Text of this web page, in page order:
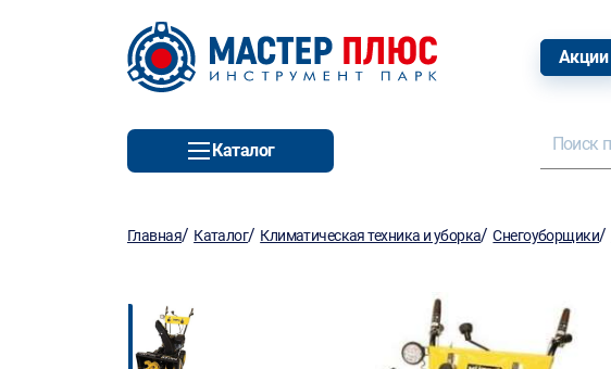
Акции
Каталог
Главная/ Каталог/ Климатическая техника и уборка/Снегоуборщики/